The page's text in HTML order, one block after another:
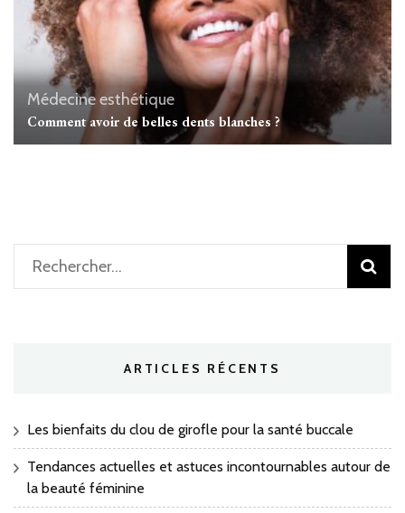
Médecine esthétique
Comment avoir de belles dents blanches ?
Rechercher :
ARTICLES RÉCENTS
Les bienfaits du clou de girofle pour la santé buccale
Tendances actuelles et astuces incontournables autour de
la beauté féminine